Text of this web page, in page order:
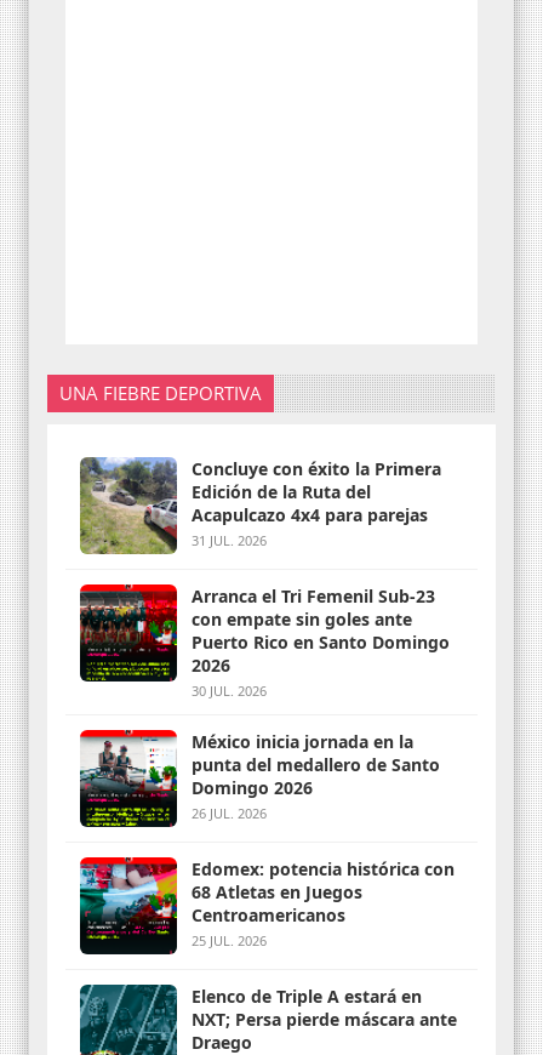
UNA FIEBRE DEPORTIVA
Concluye con éxito la Primera
Edición de la Ruta del
Acapulcazo 4x4 para parejas
31 JUL. 2026
Arranca el Tri Femenil Sub-23
con empate sin goles ante
Puerto Rico en Santo Domingo
2026
30 JUL. 2026
México inicia jornada en la
punta del medallero de Santo
Domingo 2026
26 JUL. 2026
Edomex: potencia histórica con
68 Atletas en Juegos
Centroamericanos
25 JUL. 2026
Elenco de Triple A estará en
NXT; Persa pierde máscara ante
Draego